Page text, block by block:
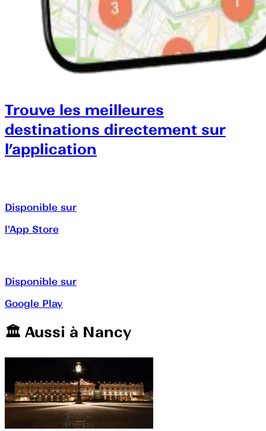
Trouve les meilleures
destinations directement sur
l’application
Disponible sur
l'App Store
Disponible sur
Google Play
🏛️️ Aussi à Nancy